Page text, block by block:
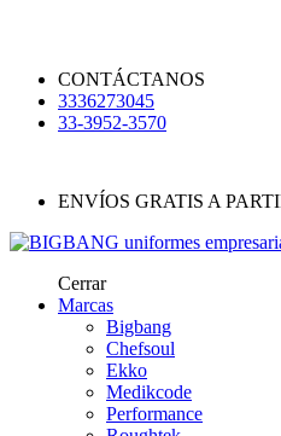
CONTÁCTANOS
3336273045
33-3952-3570
ENVÍOS GRATIS A
Cerrar
Marcas
Bigbang
Chefsoul
Ekko
Medikcode
Performance